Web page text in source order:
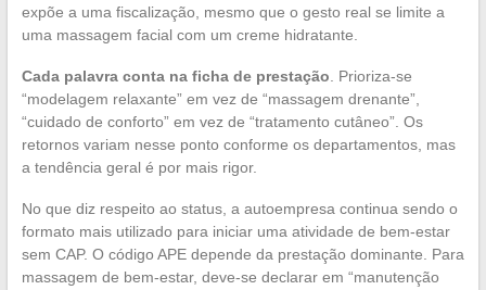
expõe a uma fiscalização, mesmo que o gesto real se limite a
uma massagem facial com um creme hidratante.
Cada palavra conta na ficha de prestação . Prioriza-se
“modelagem relaxante” em vez de “massagem drenante”,
“cuidado de conforto” em vez de “tratamento cutâneo”. Os
retornos variam nesse ponto conforme os departamentos, mas
a tendência geral é por mais rigor.
No que diz respeito ao status, a autoempresa continua sendo o
formato mais utilizado para iniciar uma atividade de bem-estar
sem CAP. O código APE depende da prestação dominante. Para
massagem de bem-estar, deve-se declarar em “manutenção